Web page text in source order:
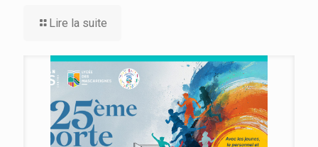
Lire la suite